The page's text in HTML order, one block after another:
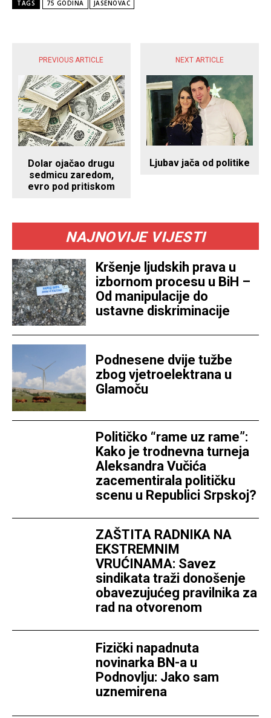
TAGS 75 GODINA JASENOVAC
PREVIOUS ARTICLE
Dolar ojačao drugu
sedmicu zaredom,
evro pod pritiskom
NEXT ARTICLE
Ljubav jača od politike
NAJNOVIJE VIJESTI
Kršenje ljudskih prava u
izbornom procesu u BiH –
Od manipulacije do
ustavne diskriminacije
Podnesene dvije tužbe
zbog vjetroelektrana u
Glamoču
Političko “rame uz rame”:
Kako je trodnevna turneja
Aleksandra Vučića
zacementirala političku
scenu u Republici Srpskoj?
ZAŠTITA RADNIKA NA
EKSTREMNIM
VRUĆINAMA: Savez
sindikata traži donošenje
obavezujućeg pravilnika za
rad na otvorenom
Fizički napadnuta
novinarka BN-a u
Podnovlju: Jako sam
uznemirena